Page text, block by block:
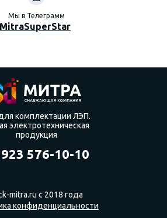
Мы в Телеграмм
MitraSuperStar
комплектации ЛЭП.
электротехническая
продукция
923 576-10-10
mitra.ru с 2018 года
конфиденциальности